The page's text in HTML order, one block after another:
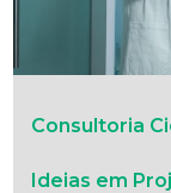
Consultoria
Ideias em